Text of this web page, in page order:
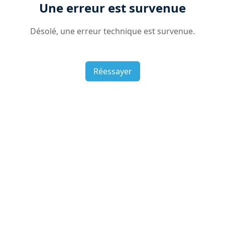
Une erreur est survenue
Désolé, une erreur technique est survenue.
Réessayer